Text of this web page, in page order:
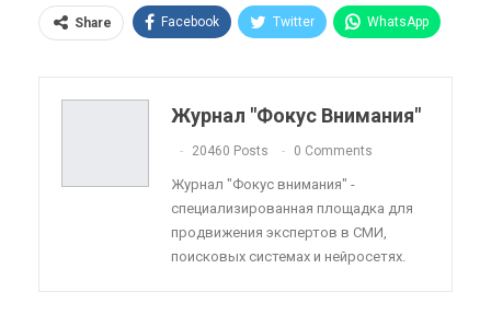
Share Facebook Twitter WhatsApp
Telegram VK Viber
Linkedin Tumblr
Журнал "Фокус Внимания"
20460 Posts 0 Comments
Журнал "Фокус внимания" -
специализированная площадка для
продвижения экспертов в СМИ,
поисковых системах и нейросетях.